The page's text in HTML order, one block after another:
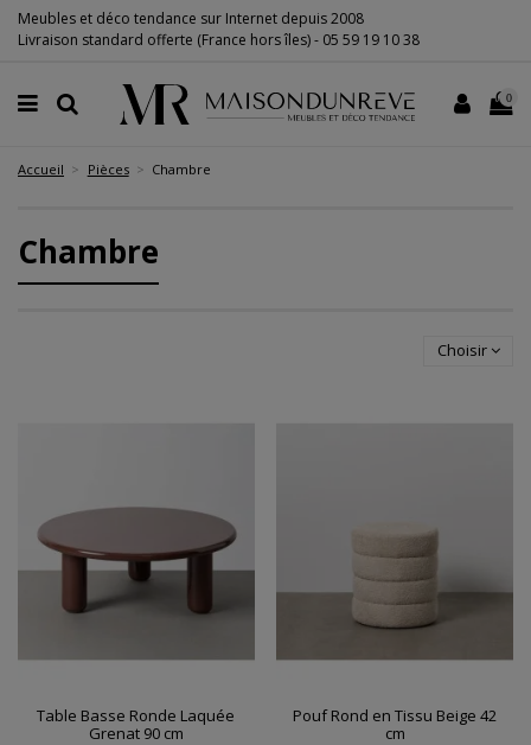
Meubles et déco tendance sur Internet depuis 2008
Livraison standard offerte (France hors îles) - 05 59 19 10 38
0
Accueil Pièces Chambre
Chambre
Choisir
Table Basse Ronde Laquée
Grenat 90 cm
Pouf Rond en Tissu Beige 42
cm